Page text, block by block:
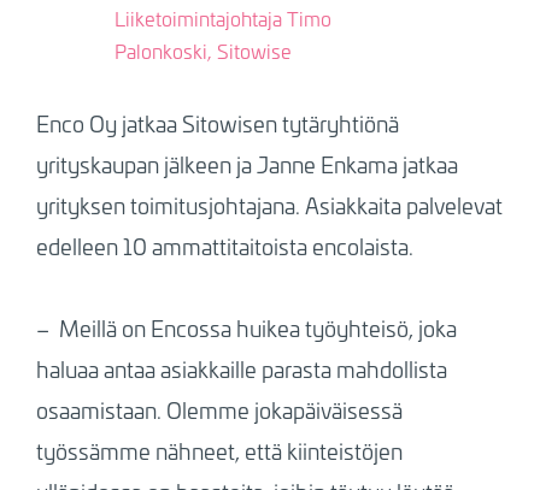
Liiketoimintajohtaja Timo
Palonkoski, Sitowise
Enco Oy jatkaa Sitowisen tytäryhtiönä
yrityskaupan jälkeen ja Janne Enkama jatkaa
yrityksen toimitusjohtajana. Asiakkaita palvelevat
edelleen 10 ammattitaitoista encolaista.
– Meillä on Encossa huikea työyhteisö, joka
haluaa antaa asiakkaille parasta mahdollista
osaamistaan. Olemme jokapäiväisessä
työssämme nähneet, että kiinteistöjen